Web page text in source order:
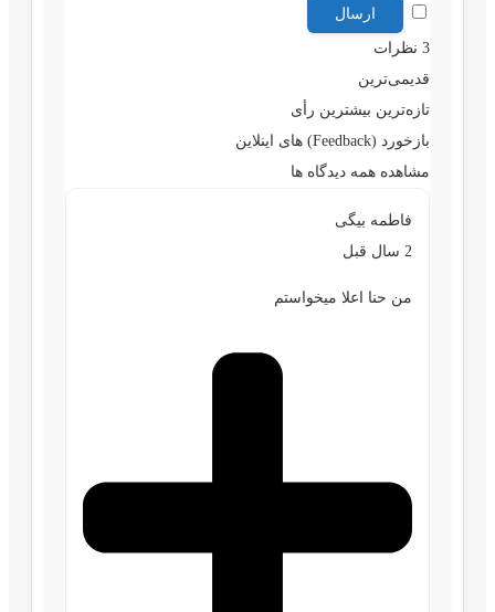
3 نظرات
قدیمی‌ترین
تازه‌ترین بیشترین رأی
بازخورد (Feedback) های اینلاین
مشاهده همه دیدگاه ها
فاطمه بیگی
2 سال قبل
من حنا اعلا میخواستم